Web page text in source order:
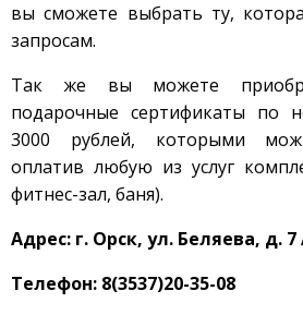
вы сможете выбрать ту,
запросам.
Так же вы можете
подарочные сертификаты по
3000 рублей, которыми
оплатив любую из услуг
фитнес-зал, баня).
Адрес: г. Орск, ул. Беляева, д. 7
Телефон: 8(3537)20-35-08